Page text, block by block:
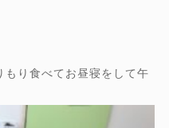
り食べてお昼寝をして午